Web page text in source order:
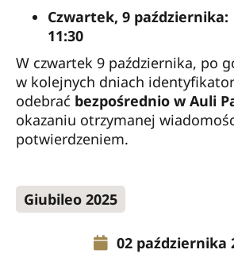
Czwartek, 9 października:
11:30
W czwartek 9 października, po
w kolejnych dniach
odebrać bezpośrednio w Auli
okazaniu otrzymanej
potwierdzeniem.
Giubileo 2025
02 października